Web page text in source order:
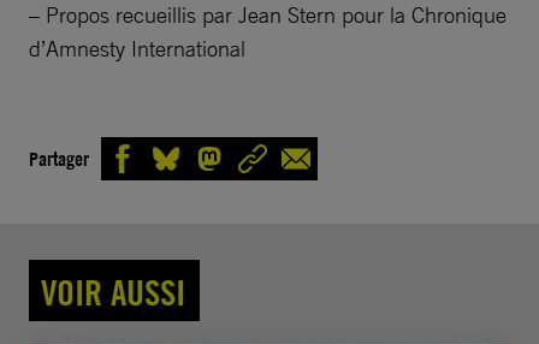
– Propos recueillis par Jean Stern pour la Chronique
d’Amnesty International
Partager
VOIR AUSSI